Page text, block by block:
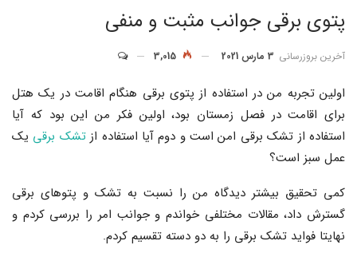
پتوی برقی جوانب مثبت و منفی
آخرین بروزرسانی 3 مارس 2021 3,015
اولین تجربه من در استفاده از پتوی برقی هنگام اقامت در یک هتل
برای اقامت در فصل زمستان بود، اولین فکر من این بود که آیا
استفاده از تشک برقی امن است و دوم آیا استفاده ازتشک برقی یک
عمل سبز است؟
کمی تحقیق بیشتر دیدگاه من را نسبت به تشک و پتوهای برقی
گسترش داد، مقالات مختلفی خواندم و جوانب امر را بررسی کردم و
نهایتا فواید تشک برقی را به دو دسته تقسیم کردم.